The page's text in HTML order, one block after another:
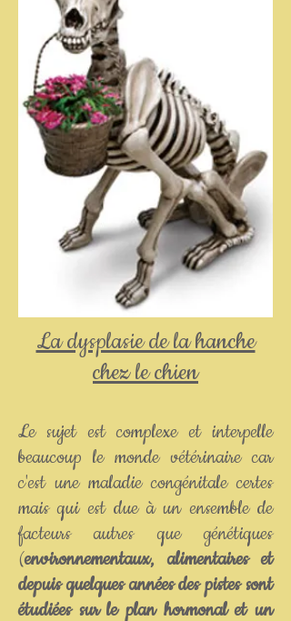
La dysplasie de la hanche
chez le chien
Le sujet est complexe et interpelle
beaucoup le monde vétérinaire car
c'est une maladie congénitale certes
mais qui est due à un ensemble de
facteurs autres que génétiques
(environnementaux, alimentaires et
depuis quelques années des pistes sont
étudiées sur le plan hormonal et un